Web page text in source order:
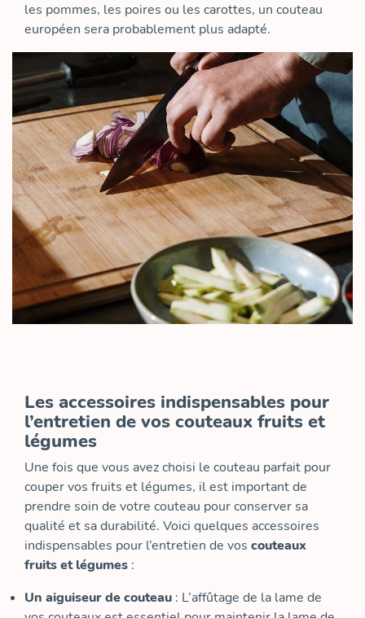
les pommes, les poires ou les carottes, un couteau
européen sera probablement plus adapté.
Les accessoires indispensables pour
l’entretien de vos couteaux fruits et
légumes
Une fois que vous avez choisi le couteau parfait pour
couper vos fruits et légumes, il est important de
prendre soin de votre couteau pour conserver sa
qualité et sa durabilité. Voici quelques accessoires
indispensables pour l’entretien de vos couteaux
fruits et légumes :
Un aiguiseur de couteau : L’affûtage de la lame de